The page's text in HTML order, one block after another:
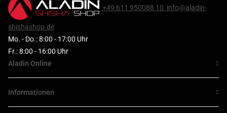
+49 611 950088 10 info@aladin-
shishashop.de
Mo. - Do.: 8:00 - 17:00 Uhr
Fr.: 8:00 - 16:00 Uhr
Aladin Online
Informationen